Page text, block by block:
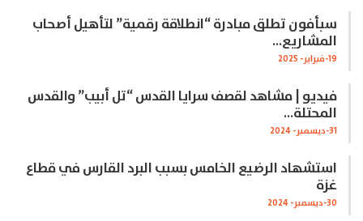
سبأفون تطلق مبادرة “انطلاقة رقمية” لتأهيل أصحاب
المشاريع…
19-فبراير- 2025
فيديو | مشاهد لقصف سرايا القدس “تل أبيب” والقدس
المحتلة…
31-ديسمبر- 2024
استشهاد الرضيع الخامس بسبب البرد القارس في قطاع
غزة
30-ديسمبر- 2024